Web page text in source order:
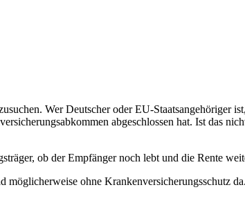
Wer Deutscher oder EU-Staatsangehöriger
abgeschlossen hat. Ist das
ob der Empfänger noch lebt und die Rente
ohne Krankenversicherungsschutz